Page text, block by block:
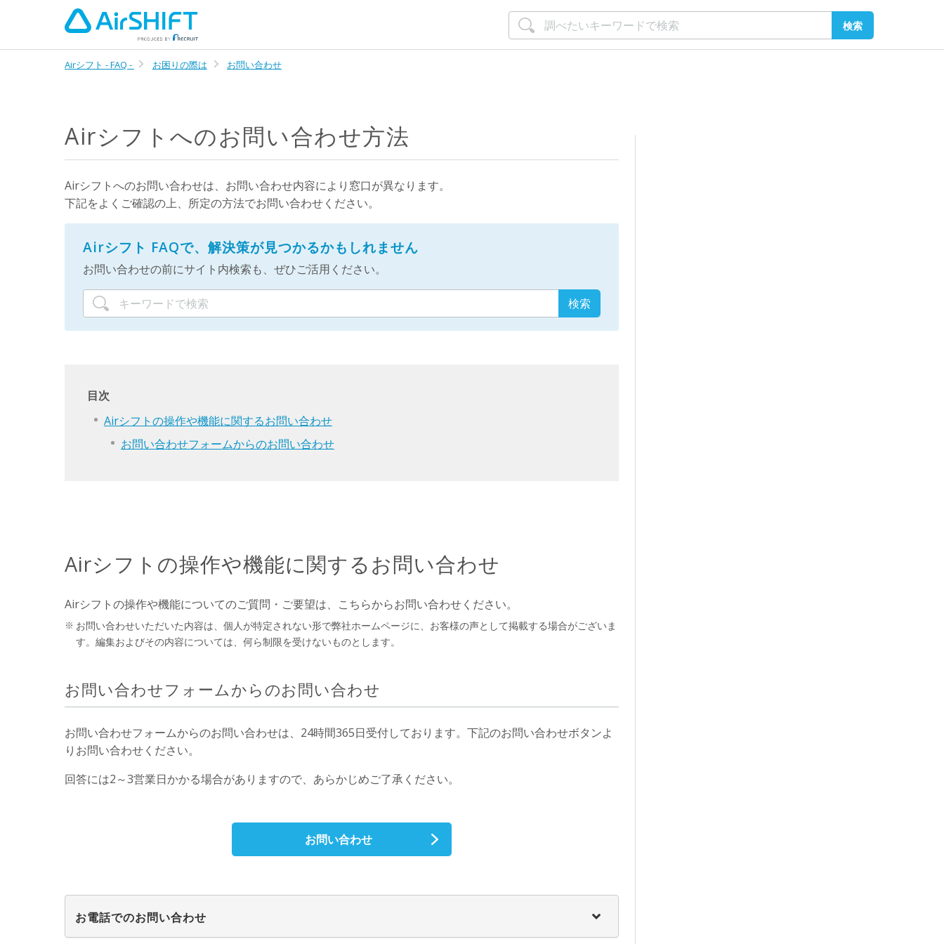
Airシフト - FAQ - お困りの際は お問い合わせ
Airシフトへのお問い合わせ方法
Airシフトへのお問い合わせは、お問い合わせ内容により窓口が異なります。
下記をよくご確認の上、所定の方法でお問い合わせください。
Airシフト FAQで、解決策が見つかるかもしれません
お問い合わせの前にサイト内検索も、ぜひご活用ください。
目次
Airシフトの操作や機能に関するお問い合わせ
お問い合わせフォームからのお問い合わせ
Airシフトの操作や機能に関するお問い合わせ
Airシフトの操作や機能についてのご質問・ご要望は、こちらからお問い合わせください。
お問い合わせいただいた内容は、個人が特定されない形で弊社ホームページに、お客様の声として掲載する場合がございま
す。編集およびその内容については、何ら制限を受けないものとします。
お問い合わせフォームからのお問い合わせ
お問い合わせフォームからのお問い合わせは、24時間365日受付しております。下記のお問い合わせボタンよ
りお問い合わせください。
回答には2～3営業日かかる場合がありますので、あらかじめご了承ください。
お問い合わせ
お電話でのお問い合わせ